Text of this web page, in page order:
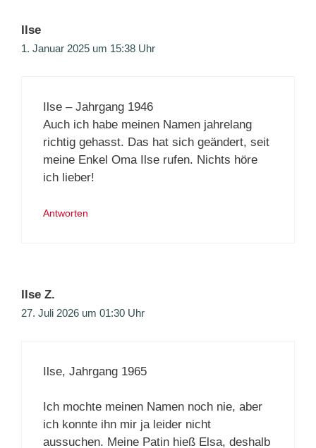
Ilse
1. Januar 2025 um 15:38 Uhr
Ilse – Jahrgang 1946
Auch ich habe meinen Namen jahrelang
richtig gehasst. Das hat sich geändert, seit
meine Enkel Oma Ilse rufen. Nichts höre
ich lieber!
Antworten
Ilse Z.
27. Juli 2026 um 01:30 Uhr
Ilse, Jahrgang 1965
Ich mochte meinen Namen noch nie, aber
ich konnte ihn mir ja leider nicht
aussuchen. Meine Patin hieß Elsa, deshalb